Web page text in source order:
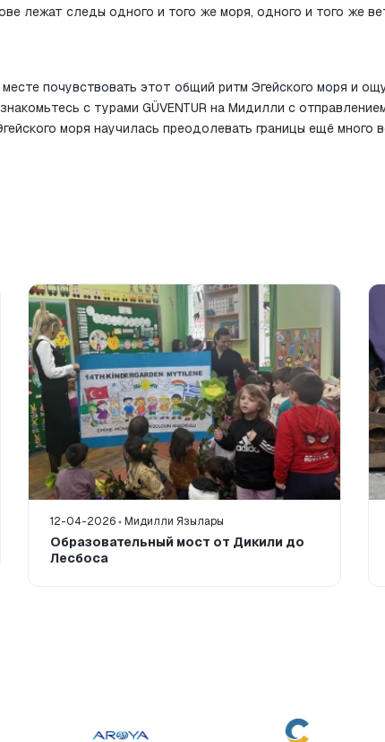
лежат следы одного и того же моря, одного и того же
почувствовать этот общий ритм Эгейского моря и
с турами GÜVENTUR на Мидилли с
моря научилась преодолевать границы ещё много
12-04-2026 Мидилли Язылары
Образовательный мост от Дикили до
Лесбоса